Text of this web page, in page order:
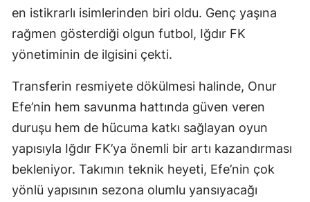
en istikrarlı isimlerinden biri oldu. Genç yaşına
rağmen gösterdiği olgun futbol, Iğdır FK
yönetiminin de ilgisini çekti.
Transferin resmiyete dökülmesi halinde, Onur
Efe’nin hem savunma hattında güven veren
duruşu hem de hücuma katkı sağlayan oyun
yapısıyla Iğdır FK’ya önemli bir artı kazandırması
bekleniyor. Takımın teknik heyeti, Efe’nin çok
yönlü yapısının sezona olumlu yansıyacağı